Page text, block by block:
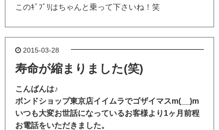
このｷﾞﾌﾞﾘはちゃんと乗って下さいね！笑
2015-03-28
寿命が縮まりました(笑)
こんばんは♪
ボンドショップ東京店イイムラでゴザイマスm(__)m
いつも大変お世話になっているお客様より1ヶ月前程
お電話をいただきました。